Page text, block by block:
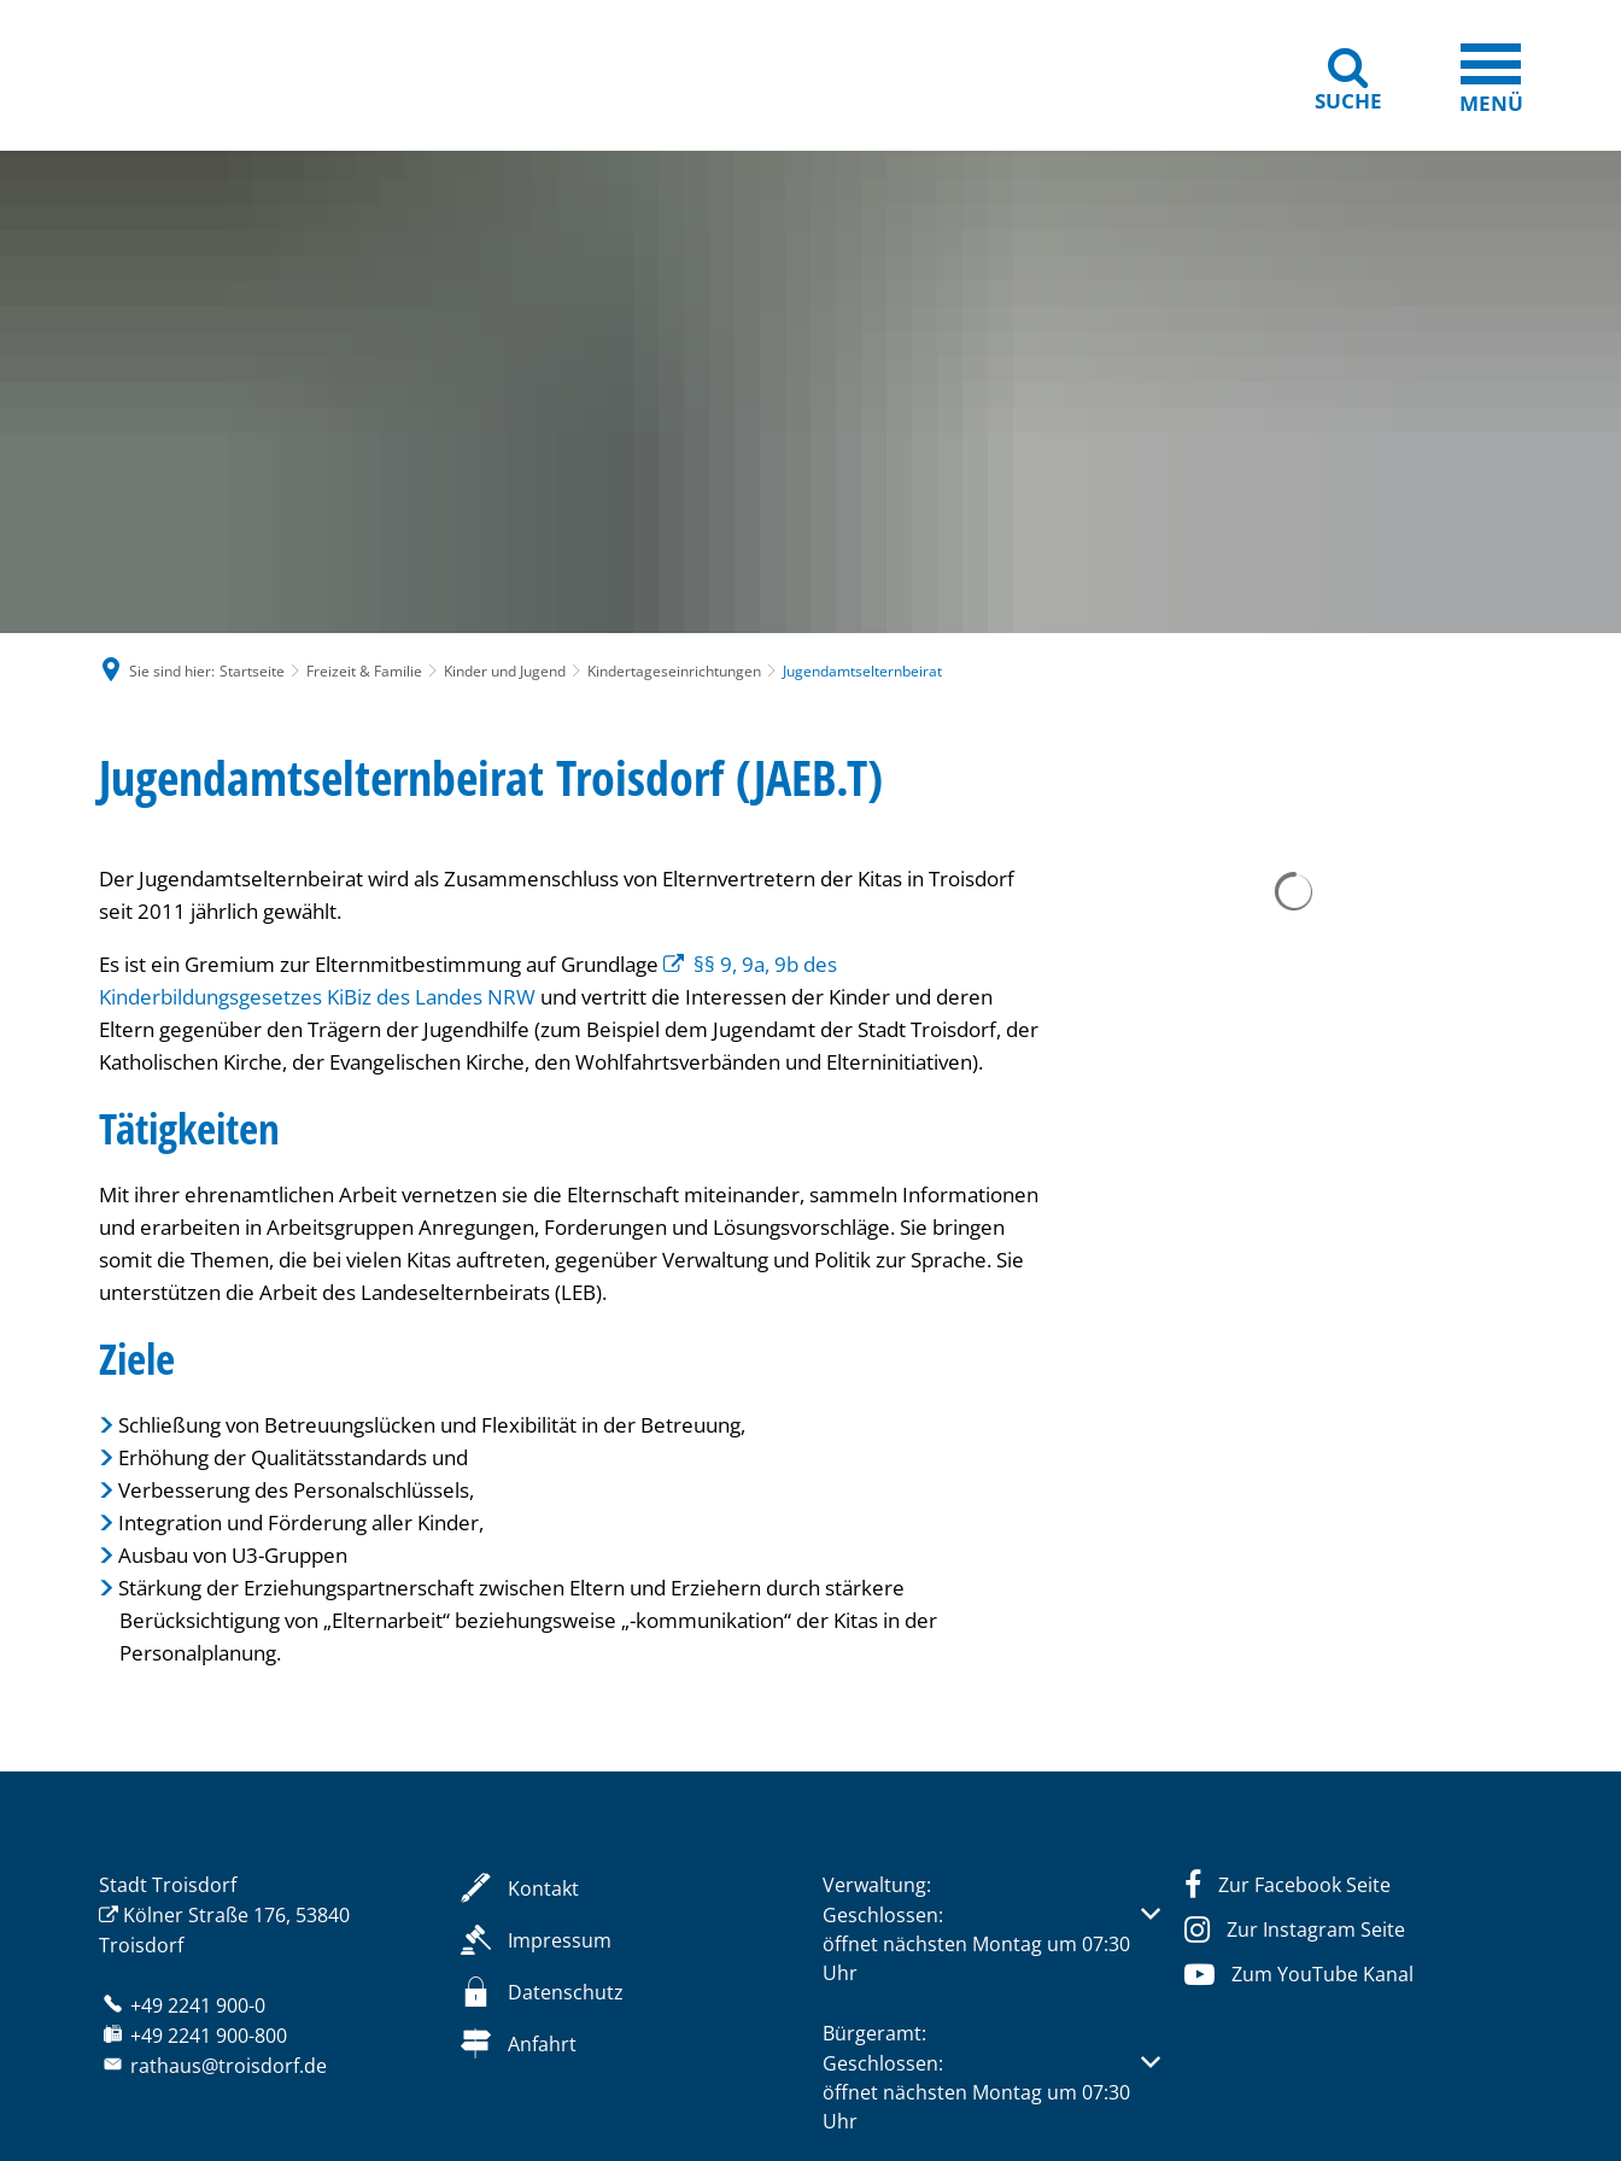
SUCHE MENÜ
Sie sind hier: Startseite Freizeit & Familie Kinder und Jugend Kindertageseinrichtungen Jugendamtselternbeirat
Jugendamtselternbeirat
Jugendamtselternbeirat Troisdorf (JAEB.T)
Der Jugendamtselternbeirat wird als Zusammenschluss von Elternvertretern der Kitas in Troisdorf
seit 2011 jährlich gewählt.
Es ist ein Gremium zur Elternmitbestimmung auf Grundlage
§§ 9, 9a, 9b des
Kinderbildungsgesetzes KiBiz des Landes NRW und vertritt die Interessen der Kinder und deren
Eltern gegenüber den Trägern der Jugendhilfe (zum Beispiel dem Jugendamt der Stadt Troisdorf, der
Katholischen Kirche, der Evangelischen Kirche, den Wohlfahrtsverbänden und Elterninitiativen).
Tätigkeiten
Mit ihrer ehrenamtlichen Arbeit vernetzen sie die Elternschaft miteinander, sammeln Informationen
und erarbeiten in Arbeitsgruppen Anregungen, Forderungen und Lösungsvorschläge. Sie bringen
somit die Themen, die bei vielen Kitas auftreten, gegenüber Verwaltung und Politik zur Sprache. Sie
unterstützen die Arbeit des Landeselternbeirats (LEB).
Ziele
Schließung von Betreuungslücken und Flexibilität in der Betreuung,
Erhöhung der Qualitätsstandards und
Verbesserung des Personalschlüssels,
Integration und Förderung aller Kinder,
Ausbau von U3-Gruppen
Stärkung der Erziehungspartnerschaft zwischen Eltern und Erziehern durch stärkere
Berücksichtigung von „Elternarbeit“ beziehungsweise „-kommunikation“ der Kitas in der
Personalplanung.
Stadt Troisdorf
Kölner Straße 176, 53840
Troisdorf
+49 2241 900-0
+49 2241 900-800
rathaus@troisdorf.de
Kontakt
Impressum
Datenschutz
Anfahrt
Verwaltung:
Klicken, um weitere Öffnungs- oder Schließzeiten auszublenden
Geschlossen:
öffnet nächsten Montag um 07:30
Uhr
Bürgeramt:
Klicken, um weitere Öffnungs- oder Schließzeiten auszublenden
Geschlossen:
öffnet nächsten Montag um 07:30
Uhr
Zur Facebook Seite
Zur Instagram Seite
Zum YouTube Kanal